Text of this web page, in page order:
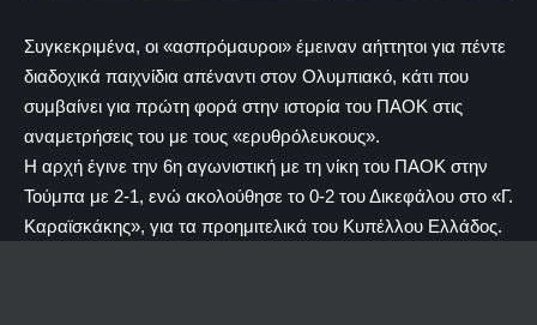
Συγκεκριμένα, οι «ασπρόμαυροι» έμειναν αήττητοι για πέντε
διαδοχικά παιχνίδια απέναντι στον Ολυμπιακό, κάτι που
συμβαίνει για πρώτη φορά στην ιστορία του ΠΑΟΚ στις
αναμετρήσεις του με τους «ερυθρόλευκους».
H αρχή έγινε την 6η αγωνιστική με τη νίκη του ΠΑΟΚ στην
Τούμπα με 2-1, ενώ ακολούθησε το 0-2 του Δικεφάλου στο «Γ.
Καραϊσκάκης», για τα προημιτελικά του Κυπέλλου Ελλάδος.